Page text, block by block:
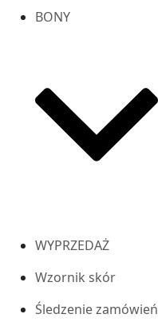
BONY
WYPRZEDAŻ
Wzornik skór
Śledzenie zamówień